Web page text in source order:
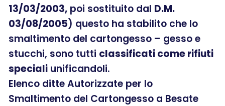
13/03/2003, poi sostituito dal D.M.
03/08/2005) questo ha stabilito che lo
smaltimento del cartongesso – gesso e
stucchi, sono tutti classificati come rifiuti
speciali unificandoli.
Elenco ditte Autorizzate per lo
Smaltimento del Cartongesso a Besate